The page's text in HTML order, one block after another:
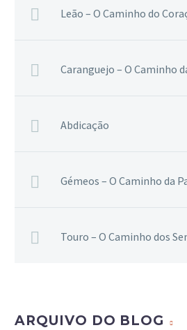
Leão – O Caminho do
Caranguejo – O Caminho
Abdicação
Gémeos – O Caminho da
Touro – O Caminho dos
ARQUIVO DO BLOG